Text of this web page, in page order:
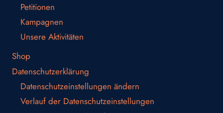
Petitionen
Kampagnen
Unsere Aktivitäten
Shop
Datenschutzerklärung
Datenschutzeinstellungen ändern
Verlauf der Datenschutzeinstellungen